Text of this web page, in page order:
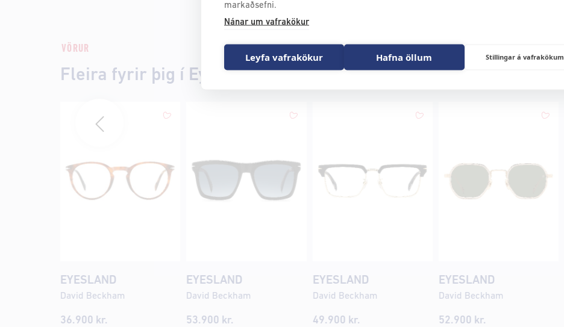
markaðsefni.
Nánar um vafrakökur
Leyfa vafrakökur Hafna öllum Stillingar á vafrakökum
VÖRUR
Fleira fyrir þig í Eyesland
EYESLAND
David Beckham
36.900 kr.
EYESLAND
David Beckham
53.900 kr.
EYESLAND
David Beckham
49.900 kr.
EYESLAND
David Beckham
52.900 kr.